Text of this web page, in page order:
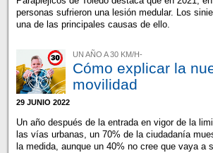
personas sufrieron una lesión medular. Los
una de las principales causas de ello.
UN AÑO A 30 KM/H-
Cómo explicar la
movilidad
29 JUNIO 2022
Un año después de la entrada en vigor de la
las vías urbanas, un 70% de la ciudadanía
la medida, aunque un 40% no cree que vaya a